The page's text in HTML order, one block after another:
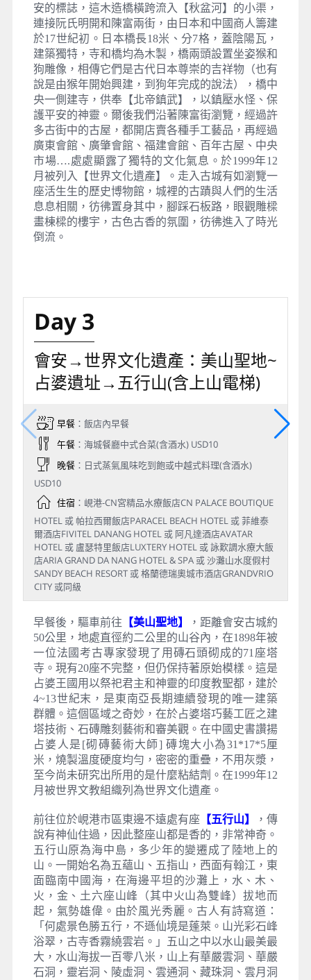
安的標誌，這木造橋橫跨流入【秋盆河】的小渠，
連接阮氏明開和陳富兩街，由日本和中國商人籌建
於17世紀初。日本橋長18米、分7格，蓋陰陽瓦，
建築獨特，寺和橋均為木製，橋兩頭設置坐姿猴和
狗雕像，相傳它們是古代日本尊崇的吉祥物（也有
說是由猴年開始興建，到狗年完成的說法），橋中
央一側建寺，供奉【北帝鎮武】，以鎮壓水怪、保
護平安的神靈。爾後我們沿著陳富街瀏覽，經過許
多古街中的古屋，都開店賣各種手工藝品，再經過
廣東會館、廣肇會館、福建會館、百年古屋、中央
市場….處處顯露了獨特的文化氣息。於1999年12
月被列入【世界文化遺產】。走入古城有如瀏覽一
座活生生的歷史博物館，城裡的古蹟與人們的生活
息息相關，彷彿置身其中，腳踩石板路，眼觀雕樑
畫棟樑的樓宇，古色古香的氛圍，彷彿進入了時光
倒流。
Day 3
會安→世界文化遺產：美山聖地~
占婆遺址→五行山(含上山電梯)
早餐：飯店內早餐
午餐：海城餐廳中式合菜(含酒水) USD10
晚餐：日式蒸氣風味吃到飽或中越式料理(含酒水)
USD10
住宿：峴港-CN宮精品水療飯店CN PALACE BOUTIQUE
HOTEL 或 帕拉西爾飯店PARACEL BEACH HOTEL 或 菲維泰
爾酒店FIVITEL DANANG HOTEL 或 阿凡達酒店AVATAR
HOTEL 或 盧瑟特里飯店LUXTERY HOTEL 或 詠歎調水療大飯
店ARIA GRAND DA NANG HOTEL & SPA 或 沙灘山水度假村
SANDY BEACH RESORT 或 格蘭德瑞奧城市酒店GRANDVRIO
CITY 或同級
早餐後，驅車前往 【美山聖地】
，距離會安古城約
50公里，地處直徑約二公里的山谷內，在1898年被
一位法國考古專家發現了用磚石頭砌成的71座塔
寺。現有20座不完整，但仍保持著原始模樣。這是
占婆王國用以祭祀君主和神靈的印度教聖都，建於
4~13世紀末，是東南亞長期連續發現的唯一建築
群體。這個區域之奇妙，在於占婆塔巧藝工匠之建
塔技術、石磚雕刻藝術和審美觀。在中國史書讚揚
占婆人是[砌磚藝術大師] 磚塊大小為31*17*5厘
米，燒製溫度硬度均勻，密密的重疊，不用灰漿，
至今尚未研究出所用的是什麼粘結劑。在1999年12
月被世界文教組織列為世界文化遺產。
前往位於峴港市區東邊不遠處有座 【五行山】
，傳
說有神仙住過，因此整座山都是香的，非常神奇。
五行山原為海中島，多少年的變遷成了陸地上的
山。一開始名為五蘊山、五指山，西面有翰江，東
面臨南中國海，在海邊平坦的沙灘上，水、木、
火，金、土六座山峰（其中火山為雙峰）拔地而
起，氣勢雄偉。由於風光秀麗。古人有詩寫道：
「何處景色勝五行，不遜仙境是蓬萊。山光彩石峰
浴翠，古寺香霧繞雲岩。」五山之中以水山最美最
大，水山海拔一百零八米，山上有華嚴雲洞、華嚴
石洞，靈岩洞、陵虛洞、雲通洞、藏珠洞、雲月洞